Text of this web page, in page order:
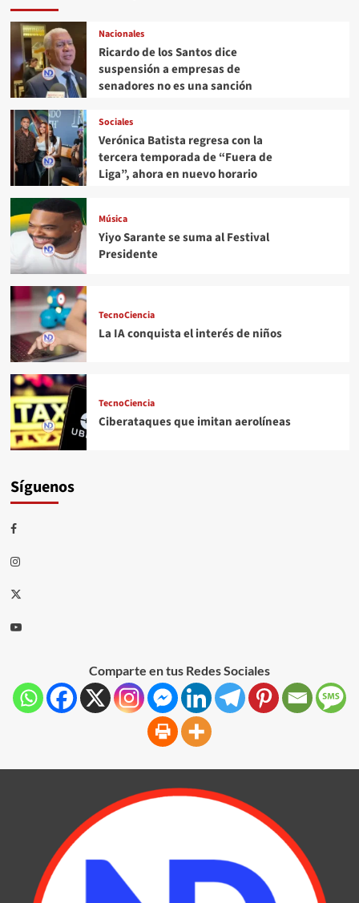
Nacionales
Ricardo de los Santos dice
suspensión a empresas de
senadores no es una sanción
Sociales
Verónica Batista regresa con la
tercera temporada de “Fuera de
Liga”, ahora en nuevo horario
Música
Yiyo Sarante se suma al Festival
Presidente
TecnoCiencia
La IA conquista el interés de niños
TecnoCiencia
Ciberataques que imitan aerolíneas
Síguenos
Comparte en tus Redes Sociales